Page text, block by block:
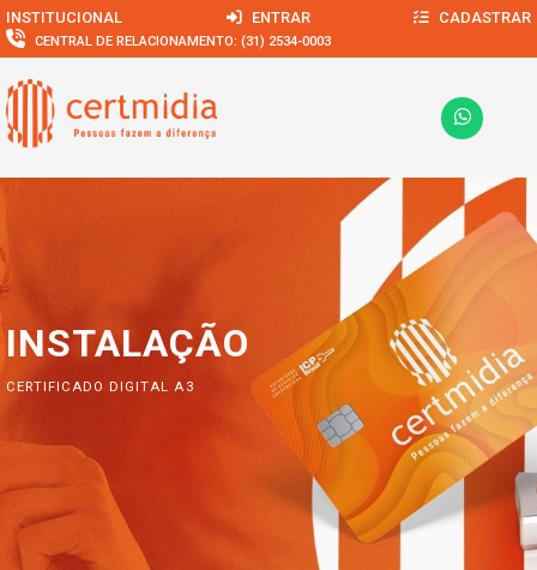
INSTITUCIONAL ENTRAR CADASTRAR
CENTRAL DE RELACIONAMENTO: (31) 2534-0003
INSTALAÇÃO
CERTIFICADO DIGITAL A3